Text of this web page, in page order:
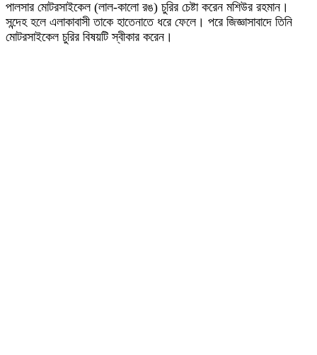
পালসার মোটরসাইকেল (লাল-কালো রঙ) চুরির চেষ্টা করেন মশিউর রহমান।
সন্দেহ হলে এলাকাবাসী তাকে হাতেনাতে ধরে ফেলে। পরে জিজ্ঞাসাবাদে তিনি
মোটরসাইকেল চুরির বিষয়টি স্বীকার করেন।